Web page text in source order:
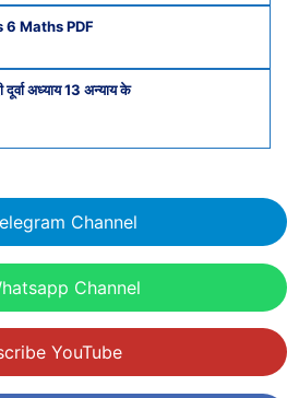
Maths PDF
दूर्वा अध्याय 13 अन्याय के
Channel
Channel
YouTube